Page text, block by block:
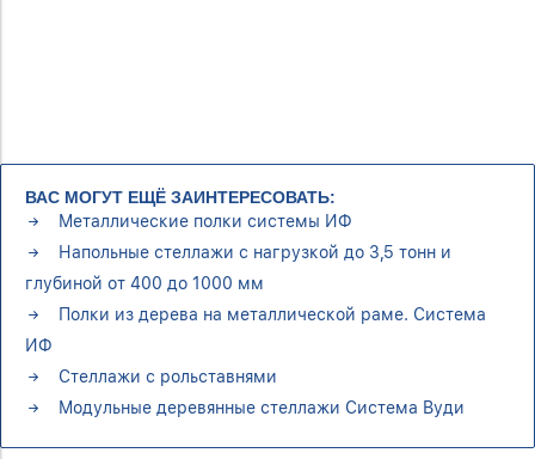
ВАС МОГУТ ЕЩЁ ЗАИНТЕРЕСОВАТЬ:
Металлические полки системы ИФ
Напольные стеллажи с нагрузкой до 3,5 тонн и
глубиной от 400 до 1000 мм
Полки из дерева на металлической раме. Система
ИФ
Стеллажи с рольставнями
Модульные деревянные стеллажи Система Вуди